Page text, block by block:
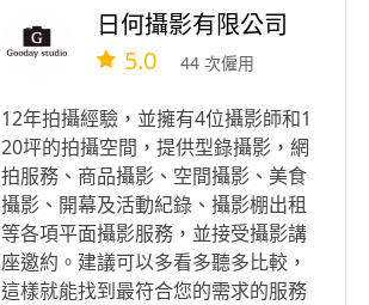
日何攝影有限公司
5.0 44 次僱用
12年拍攝經驗，並擁有4位攝影師和1
20坪的拍攝空間，提供型錄攝影，網
拍服務、商品攝影、空間攝影、美食
攝影、開幕及活動紀錄、攝影棚出租
等各項平面攝影服務，並接受攝影講
座邀約。建議可以多看多聽多比較，
這樣就能找到最符合您的需求的服務